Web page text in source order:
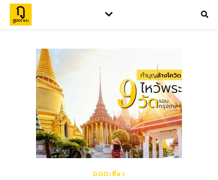
GOOเที่ยว